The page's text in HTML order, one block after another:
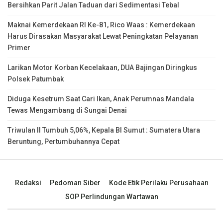
Bersihkan Parit Jalan Taduan dari Sedimentasi Tebal
Maknai Kemerdekaan RI Ke-81, Rico Waas : Kemerdekaan
Harus Dirasakan Masyarakat Lewat Peningkatan Pelayanan
Primer
Larikan Motor Korban Kecelakaan, DUA Bajingan Diringkus
Polsek Patumbak
Diduga Kesetrum Saat Cari Ikan, Anak Perumnas Mandala
Tewas Mengambang di Sungai Denai
Triwulan II Tumbuh 5,06%, Kepala BI Sumut : Sumatera Utara
Beruntung, Pertumbuhannya Cepat
Redaksi Pedoman Siber
Kode Etik Perilaku Perusahaan
SOP Perlindungan Wartawan